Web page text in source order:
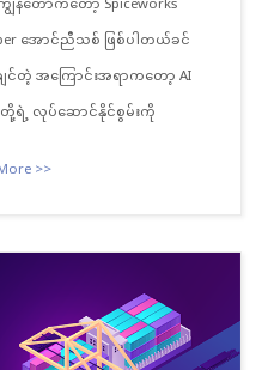
အောင်ညီသစ် ဖြစ်ပါတယ်ခင်
ျင်တဲ့ အကြောင်းအရာကတော့ AI
တို့ရဲ့ လုပ်ဆောင်နိုင်စွမ်းကို
>>